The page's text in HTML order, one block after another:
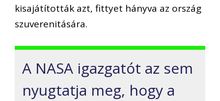
kisajátították azt, fittyet hányva az ország
szuverenitására.
A NASA igazgatót az sem
nyugtatja meg, hogy a